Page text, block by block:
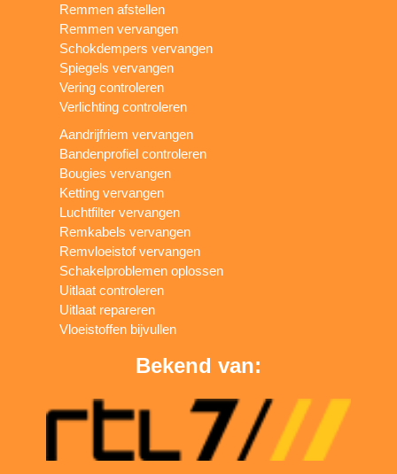
Remmen afstellen
Remmen vervangen
Schokdempers vervangen
Spiegels vervangen
Vering controleren
Verlichting controleren
Aandrijfriem vervangen
Bandenprofiel controleren
Bougies vervangen
Ketting vervangen
Luchtfilter vervangen
Remkabels vervangen
Remvloeistof vervangen
Schakelproblemen oplossen
Uitlaat controleren
Uitlaat repareren
Vloeistoffen bijvullen
Bekend van: